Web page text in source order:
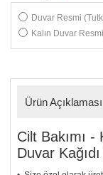
Duvar Resmi
Kalın Duvar
Ürün Açıklaması
Cilt Bakımı
Duvar